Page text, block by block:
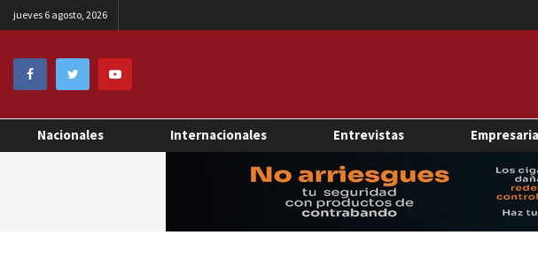
jueves 6 agosto, 2026
Nacionales Internacionales Entrevistas